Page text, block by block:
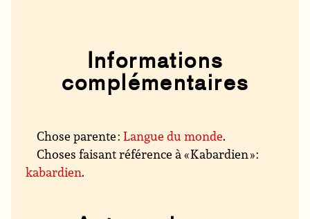
Informations
complémentaires
Chose parente :Langue du monde.
Choses faisant référence à « Kabardien » :
kabardien.